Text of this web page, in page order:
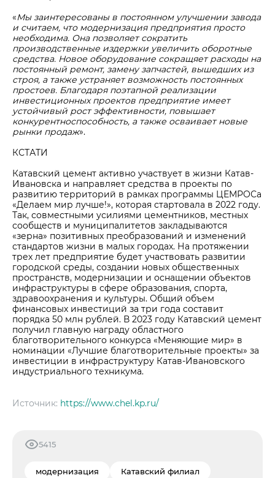
«Мы заинтересованы в постоянном улучшении завода
и считаем, что модернизация предприятия просто
необходима. Она позволяет сократить
производственные издержки увеличить оборотные
средства. Новое оборудование сокращяет расходы на
постоянный ремонт, замену запчастей, вышедших из
строя, а также устраняет возможность постоянных
простоев. Благодаря поэтапной реализации
инвестиционных проектов предприятие имеет
устойчивый рост эффективности, повышает
конкурентноспособность, а также осваивает новые
рынки продаж».
КСТАТИ
Катавский цемент активно участвует в жизни Катав-
Ивановска и направляет средства в проекты по
развитию территорий в рамках программы ЦЕМРОСа
«Делаем мир лучше!», которая стартовала в 2022 году.
Так, совместными усилиями цементников, местных
сообществ и муниципалитетов закладываются
«зерна» позитивных преобразований и изменений
стандартов жизни в малых городах. На протяжении
трех лет предприятие будет участвовать развитии
городской среды, создании новых общественных
пространств, модернизации и оснащении объектов
инфраструктуры в сфере образования, спорта,
здравоохранения и культуры. Общий объем
финансовых инвестиций за три года составит
порядка 50 млн рублей. В 2023 году Катавский цемент
получил главную награду областного
благотворительного конкурса «Меняющие мир» в
номинации «Лучшие благотворительные проекты» за
инвестиции в инфраструктуру Катав-Ивановского
индустриального техникума.
Источник: https://www.chel.kp.ru/
5415
модернизация Катавский филиал